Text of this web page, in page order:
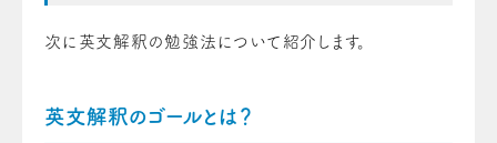
次に英文解釈の勉強法について紹介します。
英文解釈のゴールとは？